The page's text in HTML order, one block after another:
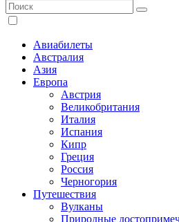
Авиабилеты
Австралия
Азия
Европа
Австрия
Великобритания
Италия
Испания
Кипр
Греция
Россия
Черногория
Путешествия
Вулканы
Природные